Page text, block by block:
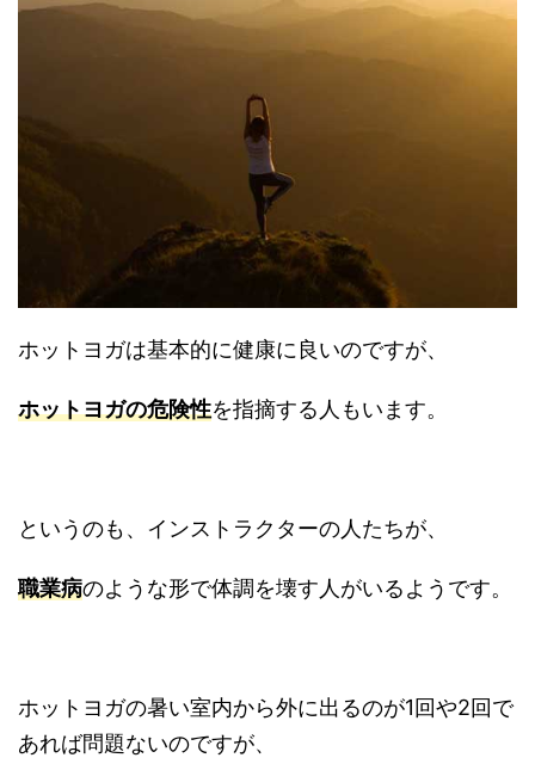
ホットヨガは基本的に健康に良いのですが、
ホットヨガの危険性を指摘する人もいます。
というのも、インストラクターの人たちが、
職業病のような形で体調を壊す人がいるようです。
ホットヨガの暑い室内から外に出るのが1回や2回で
あれば問題ないのですが、